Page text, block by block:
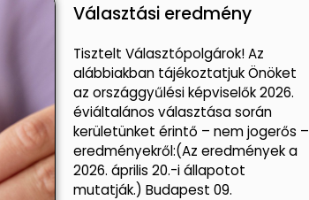
Választási eredmény
Tisztelt Választópolgárok! Az
alábbiakban tájékoztatjuk Önöket
az országgyűlési képviselők 2026.
éviáltalános választása során
kerületünket érintő – nem jogerős –
eredményekről:(Az eredmények a
2026. április 20.-i állapotot
mutatják.) Budapest 09.